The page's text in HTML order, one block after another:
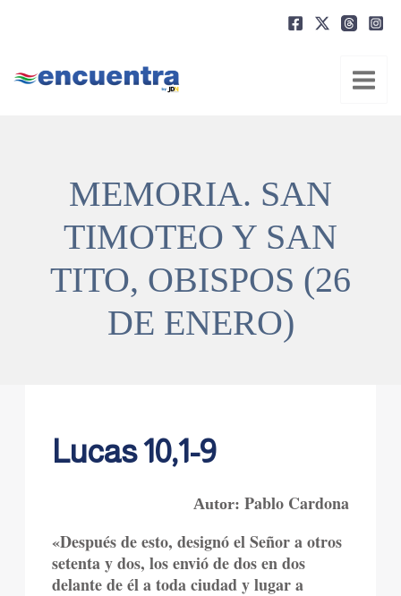
MEMORIA. SAN
TIMOTEO Y SAN
TITO, OBISPOS (26
DE ENERO)
Lucas 10,1-9
Autor: Pablo Cardona
«Después de esto, designó el Señor a otros
setenta y dos, los envió de dos en dos
delante de él a toda ciudad y lugar a